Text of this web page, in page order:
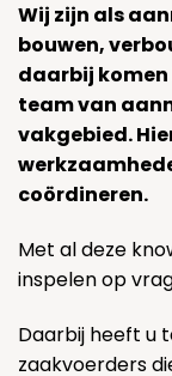
Wij zijn als
bouwen,
daarbij komen
team van
vakgebied.
coördineren.
Met al deze
inspelen op
Daarbij heeft u
zaakvoerders